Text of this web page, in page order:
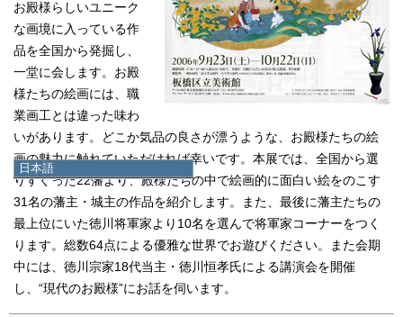
日本語
日本語
English
한국어
简体中文
繁體中文
お殿様らしいユニーク
な画境に入っている作
品を全国から発掘し、
一堂に会します。お殿
様たちの絵画には、職
業画工とは違った味わ
いがあります。どこか気品の良さが漂うような、お殿様たちの絵
画の魅力に触れていただければ幸いです。本展では、全国から選
りすぐった22藩より、殿様たちの中で絵画的に面白い絵をのこす
31名の藩主・城主の作品を紹介します。また、最後に藩主たちの
最上位にいた徳川将軍家より10名を選んで将軍家コーナーをつく
ります。総数64点による優雅な世界でお遊びください。また会期
中には、徳川宗家18代当主・徳川恒孝氏による講演会を開催
し、“現代のお殿様”にお話を伺います。